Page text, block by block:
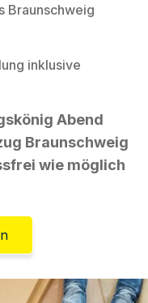
Braunschweig
inklusive
Abend
Braunschweig
wie möglich